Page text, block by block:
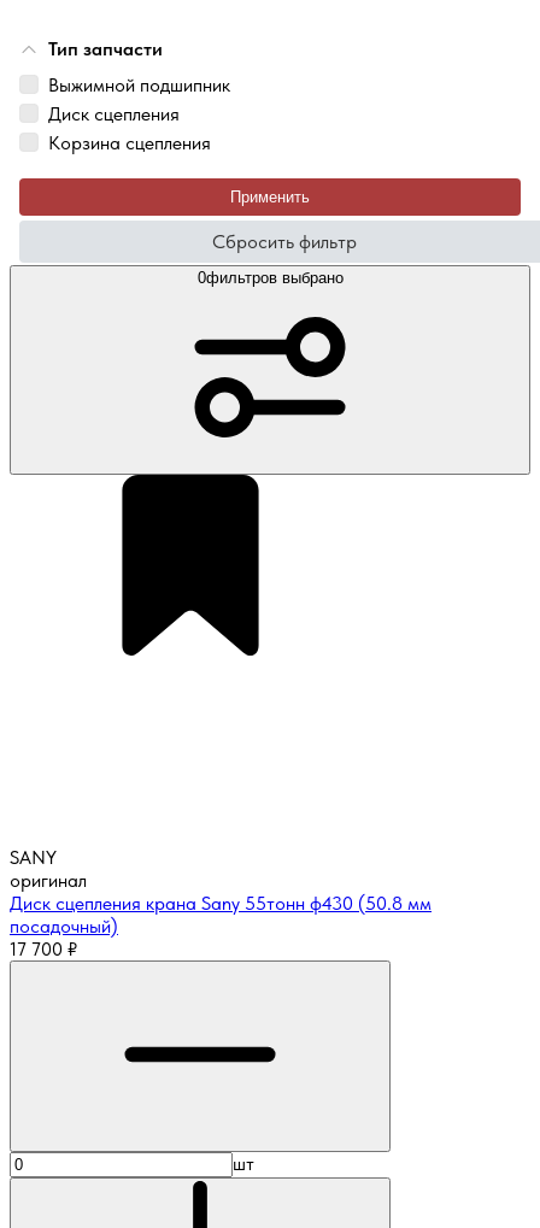
Тип запчасти
Выжимной подшипник
Диск сцепления
Корзина сцепления
Применить
Сбросить фильтр
0фильтров выбрано
SANY
оригинал
Диск сцепления крана Sany 55тонн ф430 (50.8 мм
посадочный)
17 700 ₽
шт